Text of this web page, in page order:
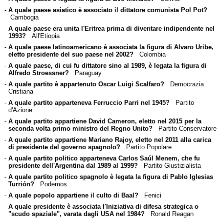
- A quale paese asiatico è associato il dittatore comunista Pol Pot?
Cambogia
- A quale paese era unita l'Eritrea prima di diventare indipendente nel
1993?All'Etiopia
- A quale paese latinoamericano è associata la figura di Alvaro Uribe,
eletto presidente del suo paese nel 2002?Colombia
- A quale paese, di cui fu dittatore sino al 1989, è legata la figura di
Alfredo Stroessner?Paraguay
- A quale partito è appartenuto Oscar Luigi Scalfaro?Democrazia
Cristiana
- A quale partito apparteneva Ferruccio Parri nel 1945?Partito
d'Azione
- A quale partito appartiene David Cameron, eletto nel 2015 per la
seconda volta primo ministro del Regno Unito?Partito Conservatore
- A quale partito appartiene Mariano Rajoy, eletto nel 2011 alla carica
di presidente del governo spagnolo?Partito Popolare
- A quale partito politico apparteneva Carlos Saúl Menem, che fu
presidente dell'Argentina dal 1989 al 1999?Partito Giustizialista
- A quale partito politico spagnolo è legata la figura di Pablo Iglesias
Turrión?Podemos
- A quale popolo appartiene il culto di Baal?Fenici
- A quale presidente è associata l'Iniziativa di difesa strategica o
"scudo spaziale", varata dagli USA nel 1984?Ronald Reagan